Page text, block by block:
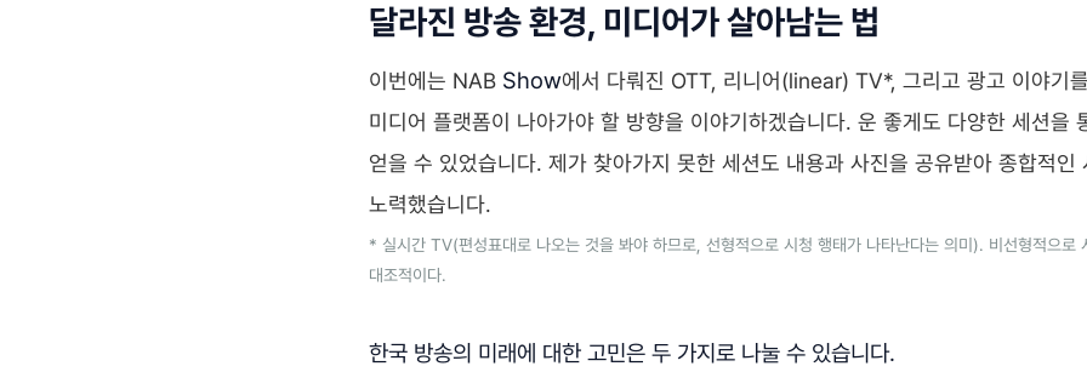
달라진 방송 환경, 미디어가 살아남는 법
이번에는 NAB Show에서 다뤄진 OTT, 리니어(linear) TV*, 그리고 광고 이야기
미디어 플랫폼이 나아가야 할 방향을 이야기하겠습니다. 운 좋게도 다양한 세션을
얻을 수 있었습니다. 제가 찾아가지 못한 세션도 내용과 사진을 공유받아 종합적인
노력했습니다.
* 실시간 TV(편성표대로 나오는 것을 봐야 하므로, 선형적으로 시청 행태가 나타난다는 의미). 비선형적으로
대조적이다.
한국 방송의 미래에 대한 고민은 두 가지로 나눌 수 있습니다.